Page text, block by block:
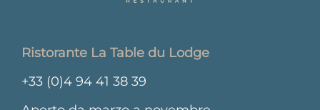
Ristorante La Table du Lodge
+33 (0)4 94 41 38 39